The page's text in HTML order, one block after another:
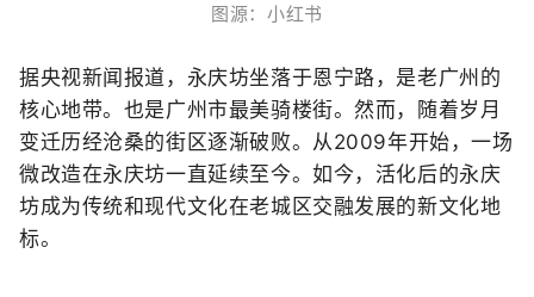
图源：小红书
据央视新闻报道， 永庆坊坐落于恩宁路， 是老广州的
核心地带。 也是广州市最美骑楼街。然而，随着岁月
变迁历经沧桑的街区逐渐破败。 从2009年开始，一场
微改造在永庆坊一直延续至今。如今，活化后的永庆
坊成为传统和现代文化在老城区交融发展的新文化地
标。